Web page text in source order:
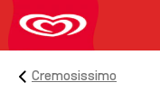
Cremosissimo